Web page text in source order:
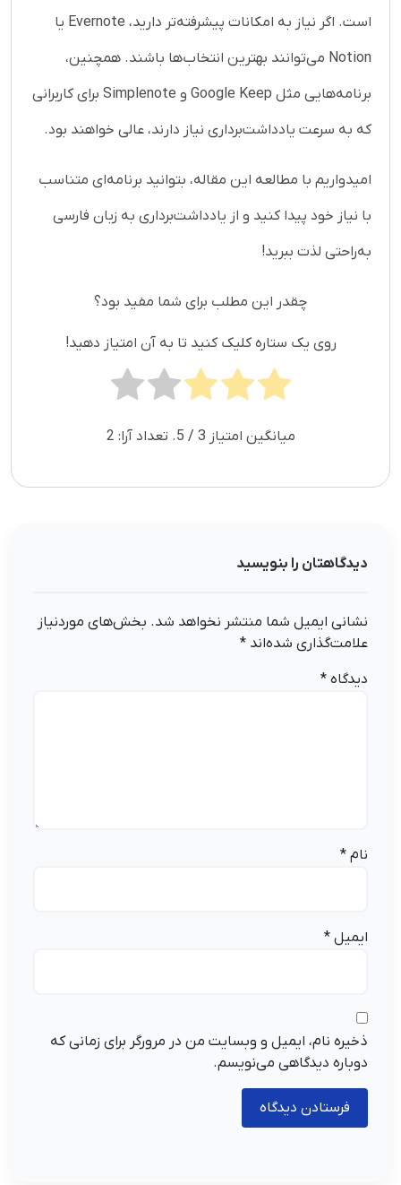
است. اگر نیاز به امکانات پیشرفته‌تر دارید، Evernote یا
Notion می‌توانند بهترین انتخاب‌ها باشند. همچنین،
برنامه‌هایی مثل Google Keep و Simplenote برای کاربرانی
که به سرعت یادداشت‌برداری نیاز دارند، عالی خواهند بود.
امیدواریم با مطالعه این مقاله، بتوانید برنامه‌ای متناسب
با نیاز خود پیدا کنید و از یادداشت‌برداری به زبان فارسی
به‌راحتی لذت ببرید!
چقدر این مطلب برای شما مفید بود؟
روی یک ستاره کلیک کنید تا به آن امتیاز دهید!
میانگین امتیاز 3 / 5. تعداد آرا: 2
دیدگاهتان را بنویسید
نشانی ایمیل شما منتشر نخواهد شد. بخش‌های موردنیاز
علامت‌گذاری شده‌اند *
دیدگاه *
نام *
ایمیل *
ذخیره نام، ایمیل و وبسایت من در مرورگر برای زمانی که
دوباره دیدگاهی می‌نویسم.